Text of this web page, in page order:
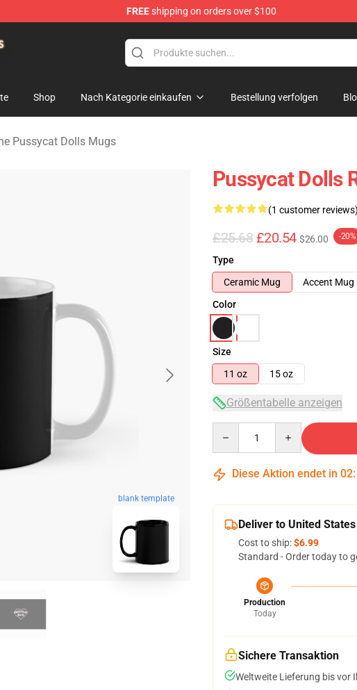
FREEshipping on orders over $100
Shop Nach Kategorie einkaufen Bestellung verfolgen
Pussycat Dolls Mugs
blank template
Pussycat Dolls
(1 customer reviews)
£25.68 £20.54 $26.00 -20%
Type
Ceramic Mug
Accent Mug
Color
Size
11 oz
15 oz
Größentabelle anzeigen
Diese Aktion endet in 02:
Deliver to United States
Cost to ship:$6.99
Standard - Order today to
Production
Today
Sichere Transaktion
Weltweite Lieferung bis vor